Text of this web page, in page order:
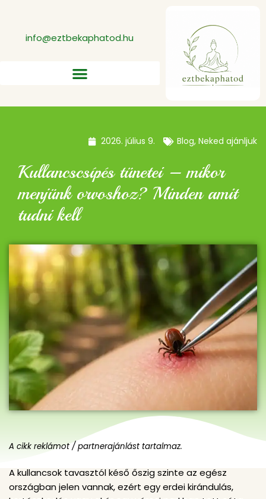
info@eztbekaphatod.hu
2026. július 9. Blog, Neked ajánljuk
Kullancscsípés tünetei – mikor
menjünk orvoshoz? Minden amit
tudni kell
A cikk reklámot / partnerajánlást tartalmaz.
A kullancsok tavasztól késő őszig szinte az egész
országban jelen vannak, ezért egy erdei kirándulás,